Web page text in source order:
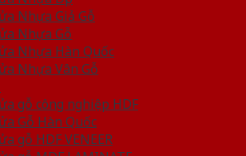
Nhựa Giả Gỗ
Nhựa Gỗ
Nhựa Hàn Quốc
Nhựa Vân Gỗ
gỗ công nghiệp HDF
Gỗ Hàn Quốc
gỗ HDF VENEER